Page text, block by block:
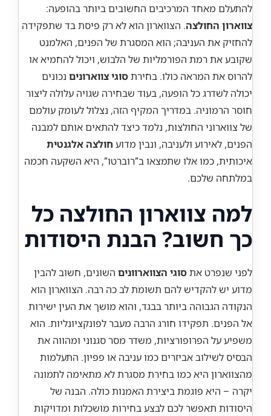
להתעלם מאחד המרכיבים החשובים ביותר בהופעה:
צווארון החולצה. הצווארון הוא לא רק פיסת בד שתפקידה
להחזיק את העניבה; הוא המסגרת של הפנים, האלמנט
שקובע את רמת הפורמליות של הלבוש, ויכול להחמיא או
להרוס את המראה כולו. בחירתסוגי צווארונים נכונים
יכולה לשדרג כל הופעה, בעוד שבחירה שגויה עלולה ליצור
חוסר הרמוניה. במדריך המקיף הזה, נצלול לעומק עולמם
של צווארוני החולצות, נלמד כיצד להתאים אותם למבנה
הפנים, לאירוע ולעניבה, ונבין מדוע חולצה אלגנטית
איכותית, כמו אלו שתמצאו ב”רוברטו”, היא השקעה חכמה
במלתחה שלכם.
למה צווארון החולצה כל
כך חשוב? הבנת היסודות
לפני שנפרט אתסוגי הצווארוונים השונים, חשוב להבין
מדוע יש להקדיש להם תשומת לב כה רבה. הצווארון הוא
הנקודה הגבוהה ביותר בבגד, והוא מושך את העין ישירות
אל הפנים. תפקידו חורג הרבה מעבר לפונקציונליות. הוא
משפיע על הפרופורציות, משדר מסר סגנוני ומהווה את
הבסיס לשילוב אביזרים כמו עניבה או פפיון. התעלמות
מהצווארון היא כמו בחירת מסגרת לא מתאימה לתמונה
יקרה – היא פוגמת ביצירת האמנות כולה. הבנה של
היסודות תאפשר לכם לבצע בחירות מושכלות ומדויקות